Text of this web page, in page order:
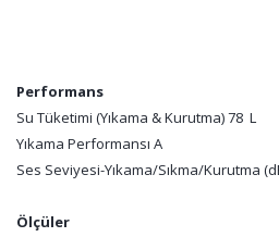
Performans
Su Tüketimi (Yıkama & Kurutma) 78 L
Yıkama Performansı A
Ses Seviyesi-Yıkama/Sıkma/Kurutma
Ölçüler